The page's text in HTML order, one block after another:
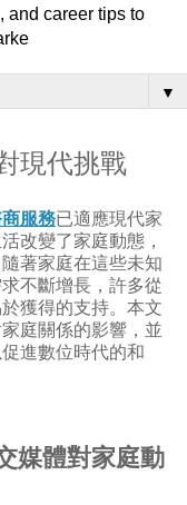
and career tips to
▼
現代挑戰
服務已適應現代家
改變了家庭動態，
著家庭在這些未知
不斷增長，許多從
獲得的支持。本文
庭關係的影響，並
進數位時代的和
媒體對家庭動